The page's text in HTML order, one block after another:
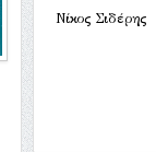
Νίκος Σιδέρης